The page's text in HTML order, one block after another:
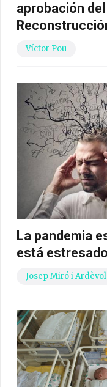
aprobación
Víctor Pou
La pandemia
está
Josep Miró i Ardèvol